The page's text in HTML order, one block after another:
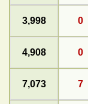
0
3,998
0
4,908
7
7,073